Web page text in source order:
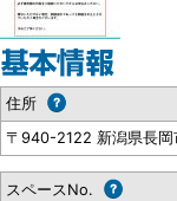
住所
〒940-2122 新潟県長岡
スペースNo.